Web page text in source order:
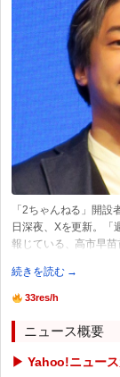
「2ちゃんねる」開
日深夜、Xを更新。「
報じている、高市早
続きを読む →
33res/h
ニュース概要
▶ Yahoo!ニュー